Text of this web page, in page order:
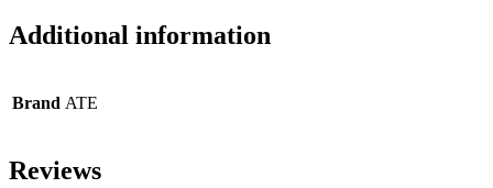
Additional information
Brand ATE
Reviews